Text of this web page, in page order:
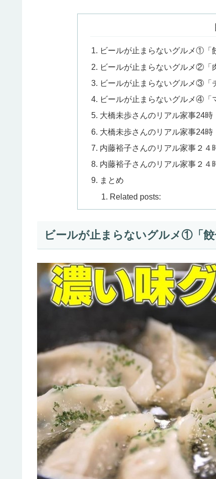
ビールが止まらないグルメ①「
ビールが止まらないグルメ②「
ビールが止まらないグルメ③「
ビールが止まらないグルメ④「
大橋未歩さんのリアル家事24時
大橋未歩さんのリアル家事24時
内藤裕子さんのリアル家事２４
内藤裕子さんのリアル家事２４
まとめ
Related posts:
ビールが止まらないグルメ①「餃